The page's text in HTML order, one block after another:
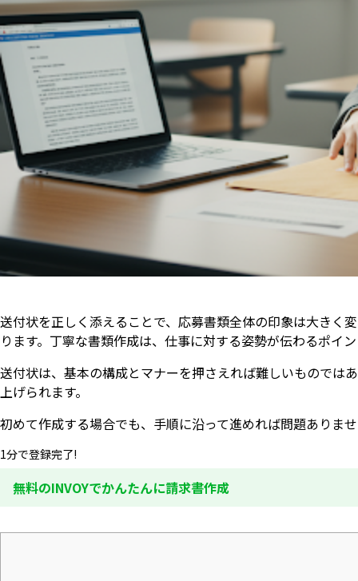
送付状を正しく添えることで、応募書類全体の印象は大きく
ります。丁寧な書類作成は、仕事に対する姿勢が伝わるポイ
送付状は、基本の構成とマナーを押さえれば難しいものでは
上げられます。
初めて作成する場合でも、手順に沿って進めれば問題ありま
1分で登録完了!
無料のINVOYでかんたんに請求書作成